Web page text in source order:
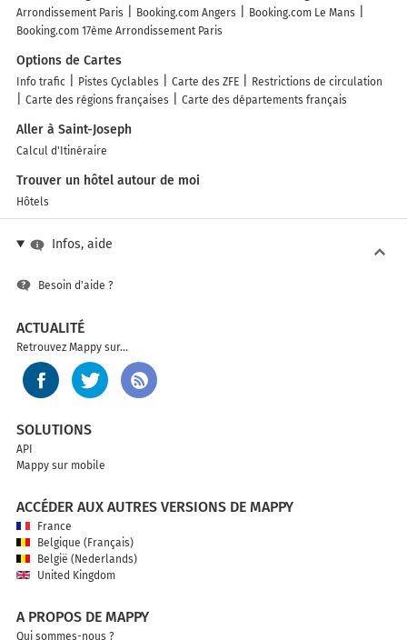
Arrondissement Paris
Booking.com Angers
Booking.com Le Mans
Booking.com 17ème Arrondissement Paris
Options de Cartes
Info trafic Pistes Cyclables Carte des ZFE
Restrictions de circulation
Carte des régions françaises
Carte des départements français
Aller à Saint-Joseph
Calcul d'Itinéraire
Trouver un hôtel autour de moi
Hôtels
Infos, aide
Besoin d'aide ?
ACTUALITÉ
Retrouvez Mappy sur...
SOLUTIONS
API
Mappy sur mobile
ACCÉDER AUX AUTRES VERSIONS DE MAPPY
France
Belgique (Français)
België (Nederlands)
United Kingdom
A PROPOS DE MAPPY
Qui sommes-nous ?